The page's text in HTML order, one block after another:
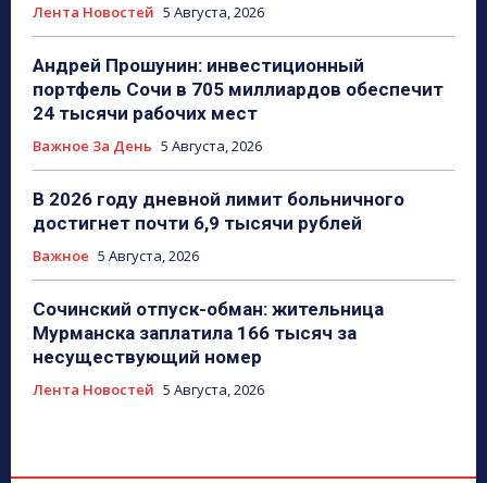
Лента Новостей 5 Августа, 2026
Андрей Прошунин: инвестиционный
портфель Сочи в 705 миллиардов обеспечит
24 тысячи рабочих мест
Важное За День 5 Августа, 2026
В 2026 году дневной лимит больничного
достигнет почти 6,9 тысячи рублей
Важное 5 Августа, 2026
Сочинский отпуск-обман: жительница
Мурманска заплатила 166 тысяч за
несуществующий номер
Лента Новостей 5 Августа, 2026